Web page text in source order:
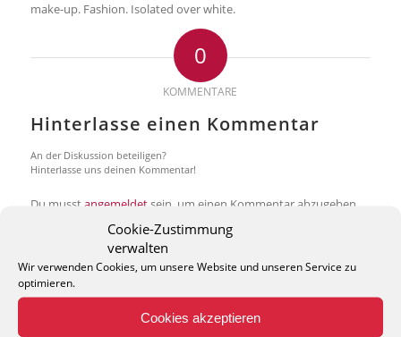
Cookie-Zustimmung
verwalten
Wir verwenden Cookies, um unsere Website und unseren Service zu
optimieren.
Cookies akzeptieren
make-up. Fashion. Isolated over white.
0
KOMMENTARE
Hinterlasse einen Kommentar
An der Diskussion beteiligen?
Hinterlasse uns deinen Kommentar!
Du musstangemeldetsein, um einen Kommentar abzugeben.
THEO KELLER GMBH